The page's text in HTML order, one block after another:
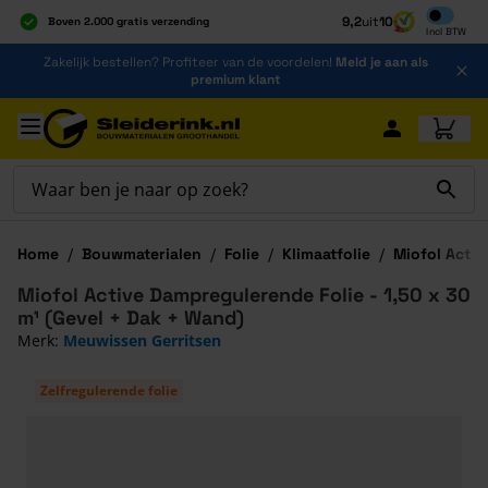
Boven 2.000 gratis verzending
Al 40 jaar dé specialist
Alles onder één dak
9,2uit10
Incl BTW
Inclusief
Ga naar de inhoud
Zakelijk bestellen? Profiteer van de voordelen! Meld je aan als
premium klant
Ga naar hoofdinhoud
Home / Bouwmaterialen / Folie / Klimaatfolie / Miofol
Zelfregulerende folie
Miofol Active Dampregulerende Folie - 1,50 x 30
m¹ (Gevel + Dak + Wand)
Merk: Meuwissen Gerritsen